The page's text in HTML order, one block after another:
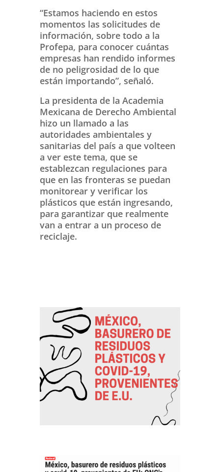
“Estamos haciendo en estos
momentos las solicitudes de
información, sobre todo a la
Profepa, para conocer cuántas
empresas han rendido informes
de no peligrosidad de lo que
están importando”, señaló.
La presidenta de la Academia
Mexicana de Derecho Ambiental
hizo un llamado a las
autoridades ambientales y
sanitarias del país a que volteen
a ver este tema, que se
establezcan regulaciones para
que en las fronteras se puedan
monitorear y verificar los
plásticos que están ingresando,
para garantizar que realmente
van a entrar a un proceso de
reciclaje.